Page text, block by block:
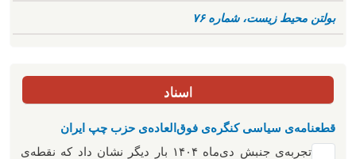
بولتن محیط زیست، شماره ۷۶
اسناد
قطعنامه‌ی سیاسی کنگره‌ی فوق‌العاده‌ی حزب چپ ایران
تجربه‌ی جنبش دی‌ماه ۱۴۰۴ بار دیگر نشان داد که نقطه‌ی